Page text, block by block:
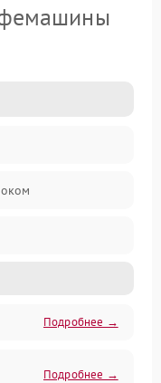
Подробнее →
Подробнее →